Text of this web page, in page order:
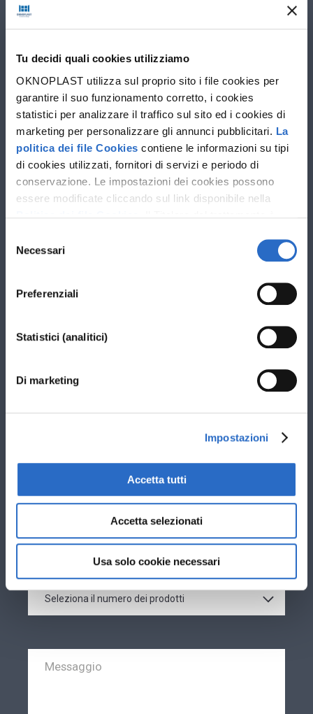
Tu decidi quali cookies utilizziamo
OKNOPLAST utilizza sul proprio sito i file cookies per
garantire il suo funzionamento corretto, i cookies
statistici per analizzare il traffico sul sito ed i cookies di
marketing per personalizzare gli annunci pubblicitari. La
politica dei file Cookies contiene le informazioni su tipi
di cookies utilizzati, fornitori di servizi e periodo di
conservazione. Le impostazioni dei cookies possono
essere modificate cliccando sul link disponibile nella
trattamento dei dati personali e sui diritti che ti spettano
delNecessari
Preferenziali
Statistici (analitici)
Di marketing
Impostazioni
Accetta tutti
Accetta selezionati
Usa solo cookie necessari
Privato
Azienda
Progettista
Stai cercando nuovi infissi per: *
Sostituzione vecchi infissi esistenti
Ti interessano infissi in: *